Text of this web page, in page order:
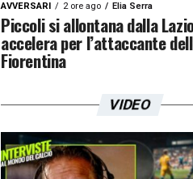
AVVERSARI 2 ore ago Elia Serra
Piccoli si allontana dalla
accelera per l’attaccante
Fiorentina
VIDEO